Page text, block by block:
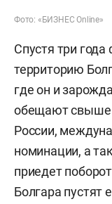
Фото: «БИЗНЕС Online»
Спустя три года
территорию
где он и
обещают свыше
России,
номинации, а
приедет
Болгара